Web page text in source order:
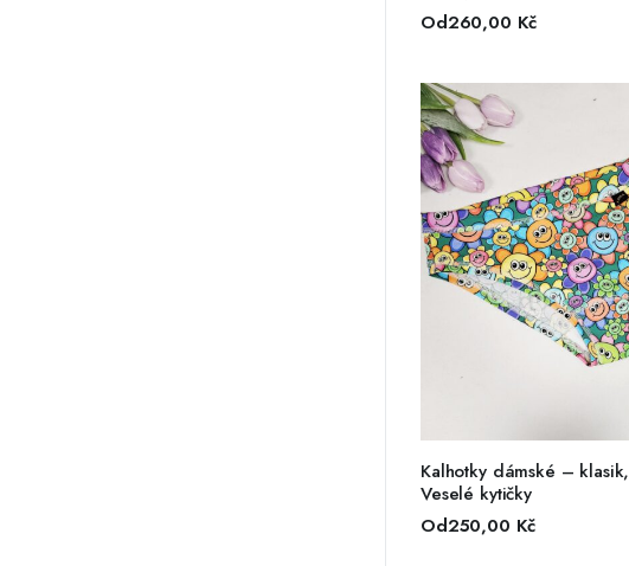
Od260,00 Kč
VÝBĚR MOŽNOSTÍ
Kalhotky dámské – klasik,
Veselé kytičky
Od250,00 Kč